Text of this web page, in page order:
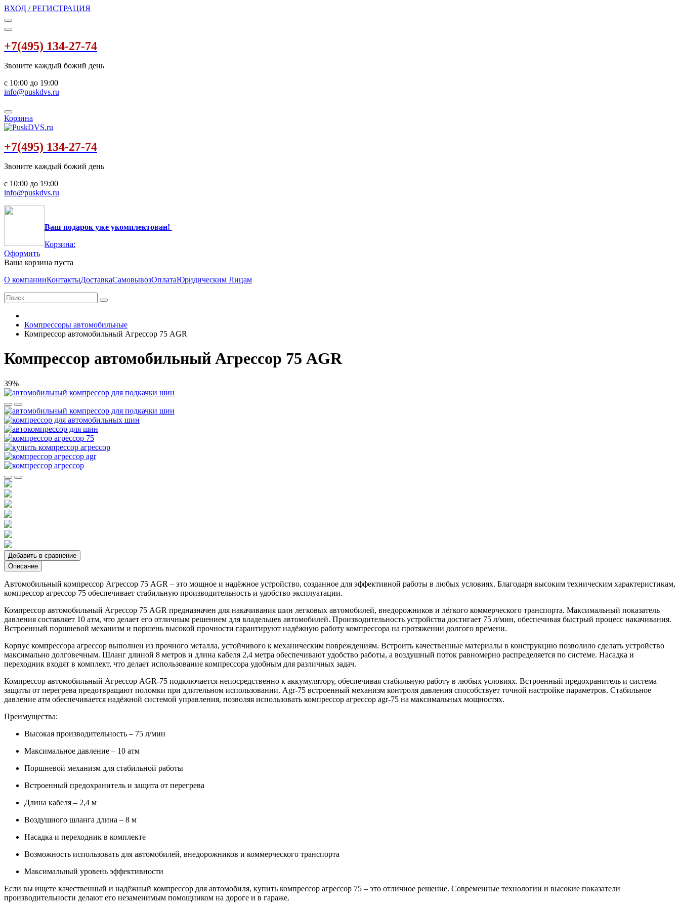
ВХОД / РЕГИСТРАЦИЯ
+7(495) 134-27-74
Звоните каждый божий день
с 10:00 до 19:00
info@puskdvs.ru
Корзина
+7(495) 134-27-74
Звоните каждый божий день
с 10:00 до 19:00
info@puskdvs.ru
Ваш подарок уже укомплектован!
Корзина:
Оформить
Ваша корзина пуста
О компанииКонтактыДоставкаСамовывозОплатаЮридическим Лицам
Компрессоры автомобильные
Компрессор автомобильный Агрессор 75 AGR
Компрессор автомобильный Агрессор 75 AGR
39%
Добавить в сравнение
Описание
Автомобильный компрессор Агрессор 75 AGR – это мощное и надёжное устройство, созданное для эффективной работы в любых условиях. Благодаря высоким техническим характеристикам,
компрессор агрессор 75 обеспечивает стабильную производительность и удобство эксплуатации.
Компрессор автомобильный Агрессор 75 AGR предназначен для накачивания шин легковых автомобилей, внедорожников и лёгкого коммерческого транспорта. Максимальный показатель
давления составляет 10 атм, что делает его отличным решением для владельцев автомобилей. Производительность устройства достигает 75 л/мин, обеспечивая быстрый процесс накачивания.
Встроенный поршневой механизм и поршень высокой прочности гарантируют надёжную работу компрессора на протяжении долгого времени.
Корпус компрессора агрессор выполнен из прочного металла, устойчивого к механическим повреждениям. Встроить качественные материалы в конструкцию позволило сделать устройство
максимально долговечным. Шланг длиной 8 метров и длина кабеля 2,4 метра обеспечивают удобство работы, а воздушный поток равномерно распределяется по системе. Насадка и
переходник входят в комплект, что делает использование компрессора удобным для различных задач.
Компрессор автомобильный Агрессор AGR-75 подключается непосредственно к аккумулятору, обеспечивая стабильную работу в любых условиях. Встроенный предохранитель и система
защиты от перегрева предотвращают поломки при длительном использовании. Agr-75 встроенный механизм контроля давления способствует точной настройке параметров. Стабильное
давление атм обеспечивается надёжной системой управления, позволяя использовать компрессор агрессор agr-75 на максимальных мощностях.
Преимущества:
Высокая производительность – 75 л/мин
Максимальное давление – 10 атм
Поршневой механизм для стабильной работы
Встроенный предохранитель и защита от перегрева
Длина кабеля – 2,4 м
Воздушного шланга длина – 8 м
Насадка и переходник в комплекте
Возможность использовать для автомобилей, внедорожников и коммерческого транспорта
Максимальный уровень эффективности
Если вы ищете качественный и надёжный компрессор для автомобиля, купить компрессор агрессор 75 – это отличное решение. Современные технологии и высокие показатели
производительности делают его незаменимым помощником на дороге и в гараже.